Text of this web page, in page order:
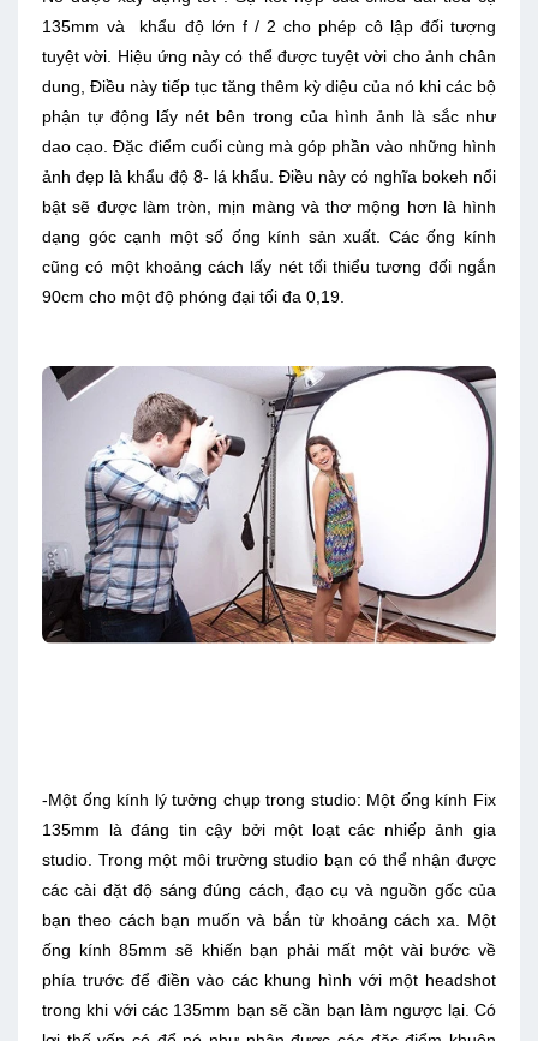
135mm và khẩu độ lớn f / 2 cho phép cô lập đối tượng
tuyệt vời. Hiệu ứng này có thể được tuyệt vời cho ảnh chân
dung, Điều này tiếp tục tăng thêm kỳ diệu của nó khi các bộ
phận tự động lấy nét bên trong của hình ảnh là sắc như
dao cạo. Đặc điểm cuối cùng mà góp phần vào những hình
ảnh đẹp là khẩu độ 8- lá khẩu. Điều này có nghĩa bokeh nổi
bật sẽ được làm tròn, mịn màng và thơ mộng hơn là hình
dạng góc cạnh một số ống kính sản xuất. Các ống kính
cũng có một khoảng cách lấy nét tối thiểu tương đối ngắn
90cm cho một độ phóng đại tối đa 0,19.
-Một ống kính lý tưởng chụp trong studio: Một ống kính Fix
135mm là đáng tin cậy bởi một loạt các nhiếp ảnh gia
studio. Trong một môi trường studio bạn có thể nhận được
các cài đặt độ sáng đúng cách, đạo cụ và nguồn gốc của
bạn theo cách bạn muốn và bắn từ khoảng cách xa. Một
ống kính 85mm sẽ khiến bạn phải mất một vài bước về
phía trước để điền vào các khung hình với một headshot
trong khi với các 135mm bạn sẽ cần bạn làm ngược lại. Có